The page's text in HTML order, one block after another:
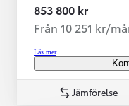
853 800 kr
Från 10 251 kr/
Läs mer
Jämförelse